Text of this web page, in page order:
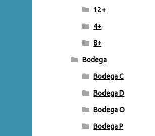
12+
4+
8+
Bodega
Bodega C
Bodega D
Bodega O
Bodega P